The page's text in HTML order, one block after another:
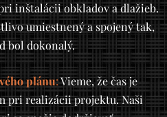
inštalácii obkladov a dlažieb.
umiestnený a spojený tak,
bol dokonalý.
plánu:Vieme, že čas je
pri realizácii projektu. Naši